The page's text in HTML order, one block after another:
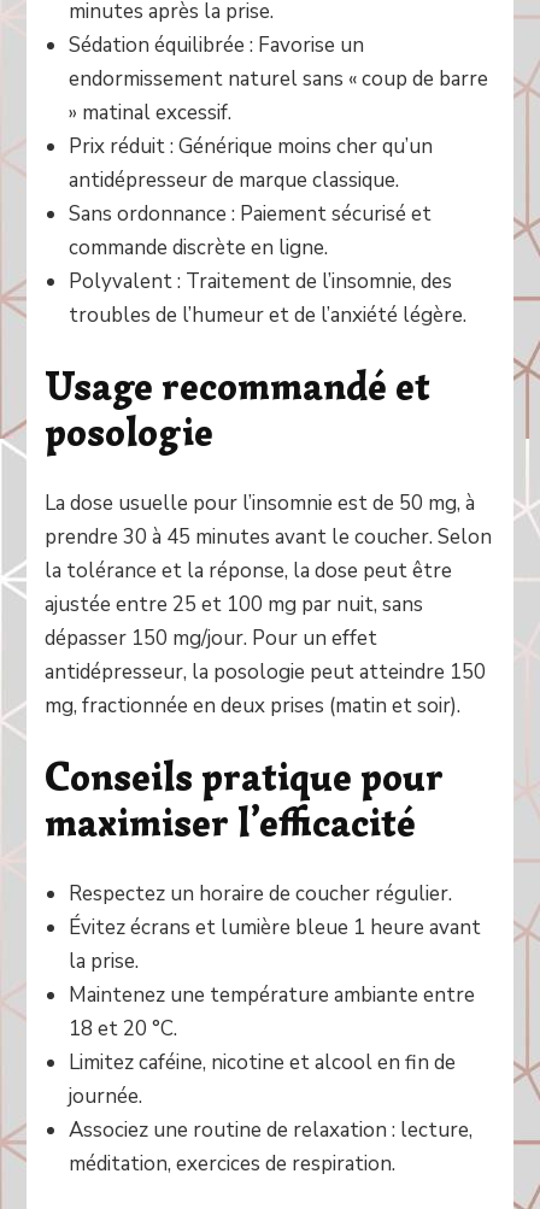
minutes après la prise.
Sédation équilibrée : Favorise un
endormissement naturel sans « coup de barre
» matinal excessif.
Prix réduit : Générique moins cher qu’un
antidépresseur de marque classique.
Sans ordonnance : Paiement sécurisé et
commande discrète en ligne.
Polyvalent : Traitement de l’insomnie, des
troubles de l’humeur et de l’anxiété légère.
Usage recommandé et
posologie
La dose usuelle pour l’insomnie est de 50 mg, à
prendre 30 à 45 minutes avant le coucher. Selon
la tolérance et la réponse, la dose peut être
ajustée entre 25 et 100 mg par nuit, sans
dépasser 150 mg/jour. Pour un effet
antidépresseur, la posologie peut atteindre 150
mg, fractionnée en deux prises (matin et soir).
Conseils pratique pour
maximiser l’efficacité
Respectez un horaire de coucher régulier.
Évitez écrans et lumière bleue 1 heure avant
la prise.
Maintenez une température ambiante entre
18 et 20 °C.
Limitez caféine, nicotine et alcool en fin de
journée.
Associez une routine de relaxation : lecture,
méditation, exercices de respiration.